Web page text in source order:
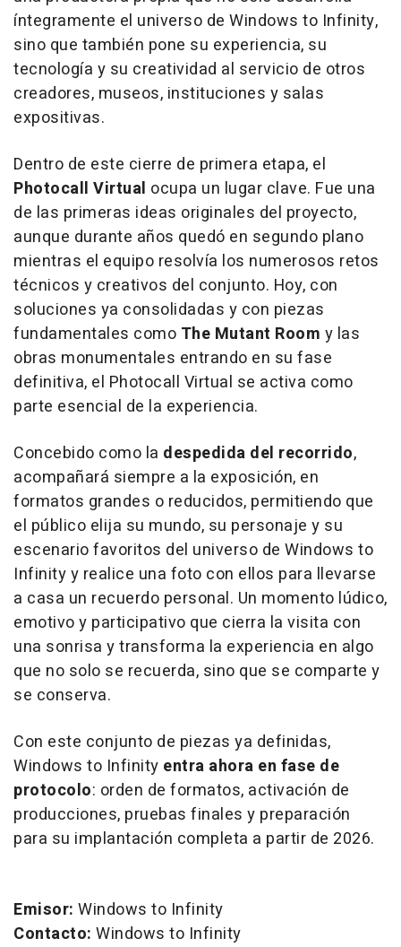
íntegramente el universo de Windows to Infinity,
sino que también pone su experiencia, su
tecnología y su creatividad al servicio de otros
creadores, museos, instituciones y salas
expositivas.
Dentro de este cierre de primera etapa, el
Photocall Virtual ocupa un lugar clave. Fue una
de las primeras ideas originales del proyecto,
aunque durante años quedó en segundo plano
mientras el equipo resolvía los numerosos retos
técnicos y creativos del conjunto. Hoy, con
soluciones ya consolidadas y con piezas
fundamentales como The Mutant Room y las
obras monumentales entrando en su fase
definitiva, el Photocall Virtual se activa como
parte esencial de la experiencia.
Concebido como la despedida del recorrido,
acompañará siempre a la exposición, en
formatos grandes o reducidos, permitiendo que
el público elija su mundo, su personaje y su
escenario favoritos del universo de Windows to
Infinity y realice una foto con ellos para llevarse
a casa un recuerdo personal. Un momento lúdico,
emotivo y participativo que cierra la visita con
una sonrisa y transforma la experiencia en algo
que no solo se recuerda, sino que se comparte y
se conserva.
Con este conjunto de piezas ya definidas,
Windows to Infinity entra ahora en fase de
protocolo: orden de formatos, activación de
producciones, pruebas finales y preparación
para su implantación completa a partir de 2026.
Emisor: Windows to Infinity
Contacto: Windows to Infinity